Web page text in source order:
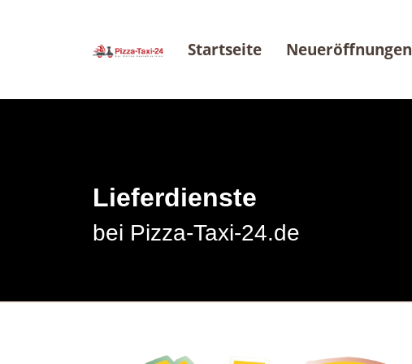
Startseite Neueröffnungen
Lieferdienste
bei Pizza-Taxi-24.de